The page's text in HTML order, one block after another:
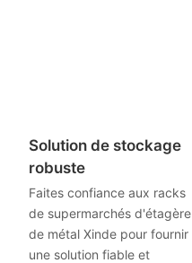
Solution de stockage
robuste
Faites confiance aux racks
de supermarchés d'étagère
de métal Xinde pour fournir
une solution fiable et